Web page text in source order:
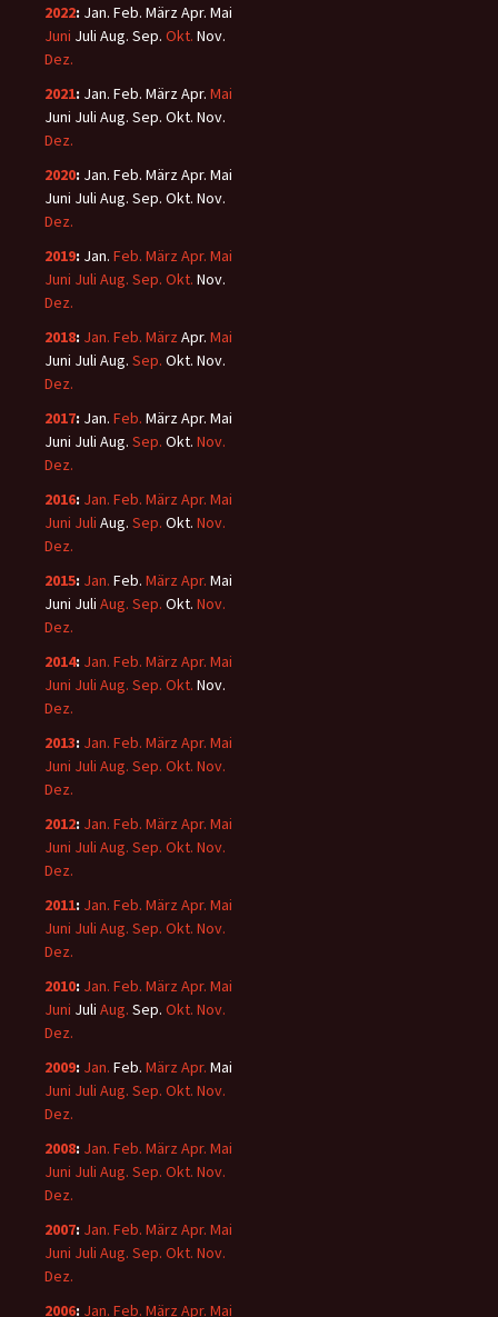
2022: Jan. Feb. MärzApr. Mai
Juni Juli Aug. Sep. Okt. Nov.
Dez.
2021: Jan. Feb. MärzApr. Mai
Juni Juli Aug. Sep. Okt. Nov.
Dez.
2020: Jan. Feb. MärzApr. Mai
Juni Juli Aug. Sep. Okt. Nov.
Dez.
2019: Jan. Feb. März Apr. Mai
Juni Juli Aug. Sep. Okt. Nov.
Dez.
2018: Jan. Feb. März Apr. Mai
Juni Juli Aug. Sep. Okt. Nov.
Dez.
2017: Jan. Feb. MärzApr. Mai
Juni Juli Aug. Sep. Okt. Nov.
Dez.
2016: Jan. Feb. März Apr. Mai
Juni Juli Aug. Sep. Okt. Nov.
Dez.
2015: Jan. Feb. März Apr. Mai
Juni Juli Aug. Sep. Okt. Nov.
Dez.
2014: Jan. Feb. März Apr. Mai
Juni Juli Aug. Sep. Okt. Nov.
Dez.
2013: Jan. Feb. März Apr. Mai
Juni Juli Aug. Sep. Okt. Nov.
Dez.
2012: Jan. Feb. März Apr. Mai
Juni Juli Aug. Sep. Okt. Nov.
Dez.
2011: Jan. Feb. März Apr. Mai
Juni Juli Aug. Sep. Okt. Nov.
Dez.
2010: Jan. Feb. März Apr. Mai
Juni Juli Aug. Sep. Okt. Nov.
Dez.
2009: Jan. Feb. März Apr. Mai
Juni Juli Aug. Sep. Okt. Nov.
Dez.
2008: Jan. Feb. März Apr. Mai
Juni Juli Aug. Sep. Okt. Nov.
Dez.
2007: Jan. Feb. März Apr. Mai
Juni Juli Aug. Sep. Okt. Nov.
Dez.
2006: Jan. Feb. März Apr. Mai